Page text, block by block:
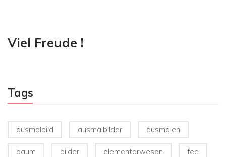
Viel Freude !
Tags
ausmalbild ausmalbilder ausmalen
baum bilder elementarwesen fee